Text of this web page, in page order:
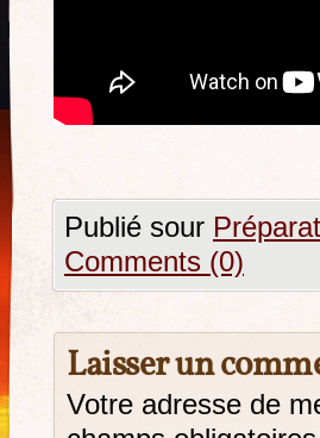
Publié sour
Comments (0)
Laisser un
Votre adresse de